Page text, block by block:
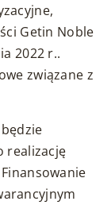
Getin Noble
2022 r..
związane z
realizację